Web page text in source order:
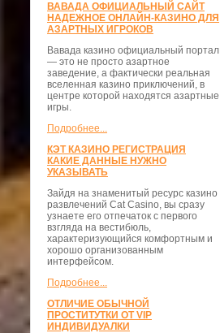
ВАВАДА ОФИЦИАЛЬНЫЙ САЙТ
НАДЕЖНОЕ ОНЛАЙН-КАЗИНО ДЛЯ
АЗАРТНЫХ ИГРОКОВ
Вавада казино официальный портал
— это не просто азартное
заведение, а фактически реальная
вселенная казино приключений, в
центре которой находятся азартные
игры.
Подробнее...
КЭТ КАЗИНО РЕГИСТРАЦИЯ
КАКИЕ ДАННЫЕ НУЖНО
УКАЗЫВАТЬ
Зайдя на знаменитый ресурс казино
развлечений Cat Casino, вы сразу
узнаете его отпечаток с первого
взгляда на вестибюль,
характеризующийся комфортным и
хорошо организованным
интерфейсом.
Подробнее...
ОТЛИЧИЕ ОБЫЧНОЙ
ПРОСТИТУТКИ ОТ VIP
ИНДИВИДУАЛКИ